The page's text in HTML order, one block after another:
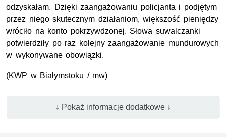
odzyskałam. Dzięki zaangażowaniu policjanta i podjętym
przez niego skutecznym działaniom, większość pieniędzy
wróciło na konto pokrzywdzonej. Słowa suwalczanki
potwierdziły po raz kolejny zaangażowanie mundurowych
w wykonywane obowiązki.
(KWP w Białymstoku / mw)
↓ Pokaż informacje dodatkowe ↓